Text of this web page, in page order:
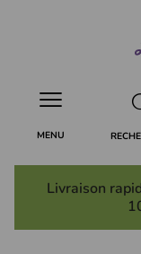
MENU
Livraison